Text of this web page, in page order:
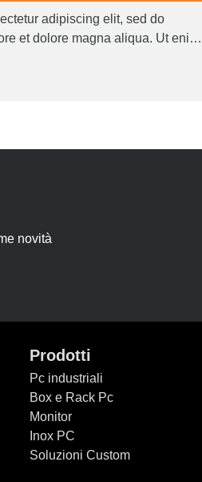
adipiscing elit, sed do
et dolore magna aliqua. Ut enim
novità
Prodotti
Pc industriali
Box e Rack Pc
Monitor
Inox PC
Soluzioni Custom